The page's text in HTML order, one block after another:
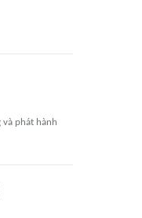
phát hành